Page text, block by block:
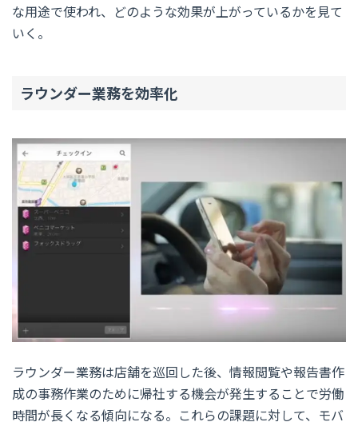
な用途で使われ、どのような効果が上がっているかを見て
いく。
ラウンダー業務を効率化
ラウンダー業務は店舗を巡回した後、情報閲覧や報告書作
成の事務作業のために帰社する機会が発生することで労働
時間が長くなる傾向になる。これらの課題に対して、モバ